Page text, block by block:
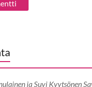
ja Suvi Kyytsönen